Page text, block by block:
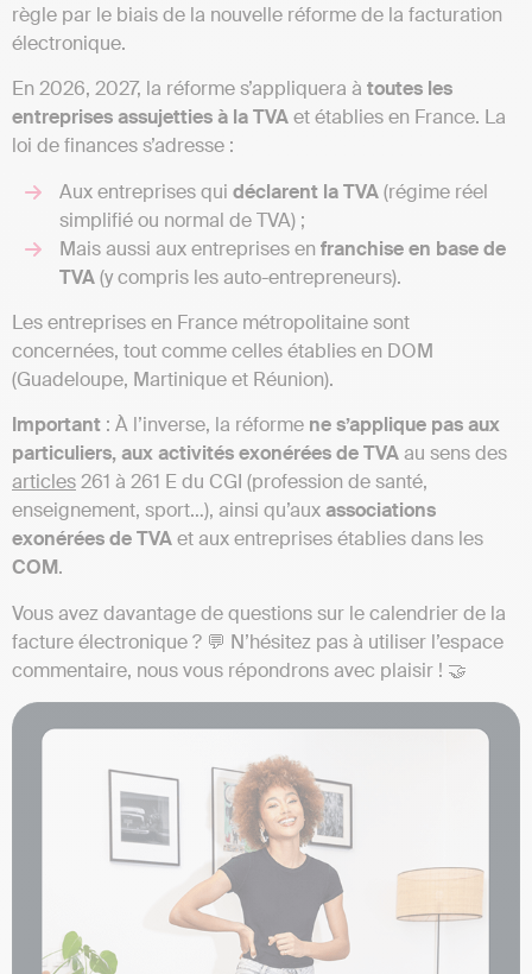
règle par le biais de la nouvelle réforme de la facturation
électronique.
En 2026, 2027, la réforme s’appliquera à toutes les
entreprises assujetties à la TVAet établies en France. La
loi de finances s’adresse :
Aux entreprises qui déclarent la TVA(régime réel
simplifié ou normal de TVA) ;
Mais aussi aux entreprises en franchise en base de
TVA(y compris les auto-entrepreneurs).
Les entreprises en France métropolitaine sont
concernées, tout comme celles établies en DOM
(Guadeloupe, Martinique et Réunion).
Important : À l’inverse, la réforme ne s’applique pas aux
particuliers, aux activités exonérées de TVAau sens des
articles261 à 261 E du CGI (profession de santé,
enseignement, sport…), ainsi qu’auxassociations
exonérées de TVAet aux entreprises établies dans les
COM.
Vous avez davantage de questions sur le calendrier de la
facture électronique ? 💬 N’hésitez pas à utiliser l’espace
commentaire, nous vous répondrons avec plaisir ! 🤝